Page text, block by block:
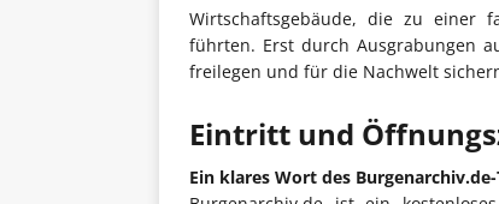
Wirtschaftsgebäude, die zu einer
führten. Erst durch Ausgrabungen
freilegen und für die Nachwelt
Eintritt und
Ein klares Wort des